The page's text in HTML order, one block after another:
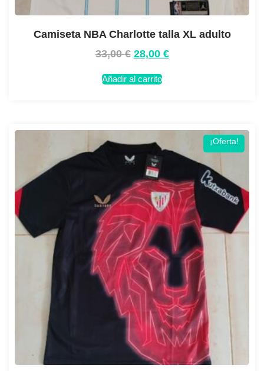
Camiseta NBA Charlotte talla XL adulto
33,00€ 28,00 €
Añadir al carrito
¡Oferta!